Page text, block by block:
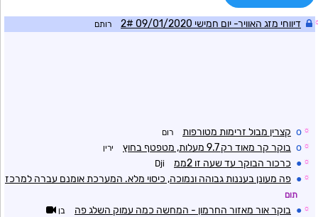
דיווחי מזג האוויר- יום חמישי 09/01/2020 2# רותם
☼
o קצרין מבול זרימות מטורפות רום
☼
o בוקר קר מאוד רק 9.7 מעלות, מטפטף בחוץ ירין
☼
● כרכור הבוקר עד שעה זו 2ממ Dji
☼
● פה מעונן בעננות גבוהה ונמוכה, כיסוי מלא. המערכת אומנם עברה למרכז
תום
☼
● בוקר אור מאזור החרמון - המחשה כמה עמוק השלג פה בן